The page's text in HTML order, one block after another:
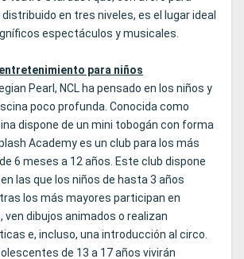
en tres niveles, es el lugar ideal
espectáculos y musicales.
para niños
Pearl, NCL ha pensado en los niños y
poco profunda. Conocida como
dispone de un mini tobogán con forma
Academy es un club para los más
6 meses a 12 años. Este club dispone
las que los niños de hasta 3 años
los más mayores participan en
ven dibujos animados o realizan
e, incluso, una introducción al circo.
de 13 a 17 años vivirán